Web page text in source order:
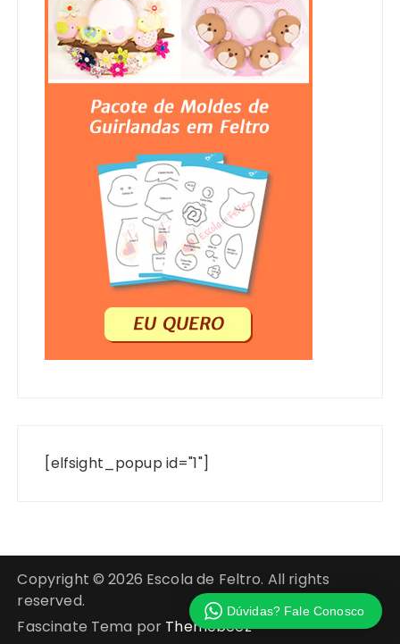
[elfsight_popup id="1"]
Copyright © 2026 Escola de Feltro. All rights
reserved.
Fascinate Tema por Themebeez
Dúvidas? Fale Conosco